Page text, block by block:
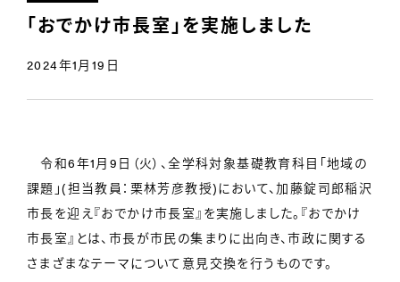
「おでかけ市長室」を実施しました
2024年1月19日
令和6年1月9日（火）、全学科対象基礎教育科目「地域の
課題」(担当教員：栗林芳彦教授)において、加藤錠司郎稲沢
市長を迎え『おでかけ市長室』を実施しました。『おでかけ
市長室』とは、市長が市民の集まりに出向き、市政に関する
さまざまなテーマについて意見交換を行うものです。